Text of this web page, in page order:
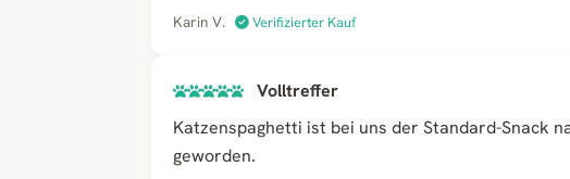
Karin V. Verifizierter Kauf
Volltreffer
Katzenspaghetti ist bei uns der Standard-Snack
geworden.